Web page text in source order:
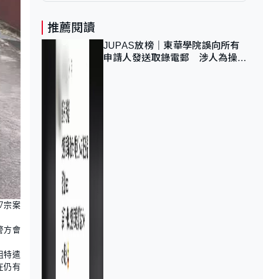
宗案
方會
特遣
仍有
推薦閱讀
JUPAS放榜｜東華學院誤向所有
申請人發送取錄電郵 涉人為操作